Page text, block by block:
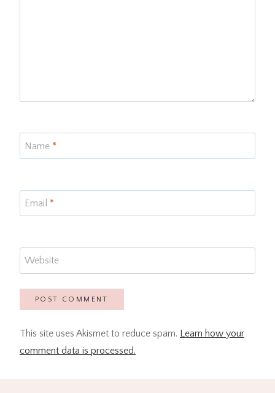
Name *
Email *
Website
This site uses Akismet to reduce spam. Learn how your
comment data is processed.